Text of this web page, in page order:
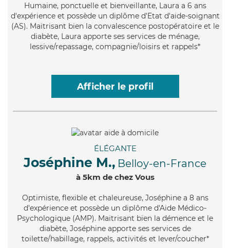
Humaine, ponctuelle et bienveillante, Laura a 6 ans
d'expérience et possède un diplôme d'Etat d'aide-soignant
(AS). Maitrisant bien la convalescence postopératoire et le
diabète, Laura apporte ses services de ménage,
lessive/repassage, compagnie/loisirs et rappels*
Afficher le profil
ÉLÉGANTE
Joséphine M., Belloy-en-France
à 5km de chez Vous
Optimiste, flexible et chaleureuse, Joséphine a 8 ans
d'expérience et possède un diplôme d'Aide Médico-
Psychologique (AMP). Maitrisant bien la démence et le
diabète, Joséphine apporte ses services de
toilette/habillage, rappels, activités et lever/coucher*